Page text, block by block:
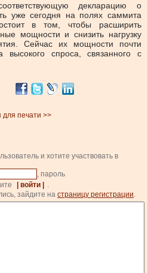
декларацию о
уже сегодня на полях саммита
в том, чтобы расширить
мощности и снизить нагрузку
Сейчас их мощности почти
высокого спроса, связанного с
для печати >>
и хотите участвовать в
, пароль
| войти |
.
зайдите на страницу регистрации.